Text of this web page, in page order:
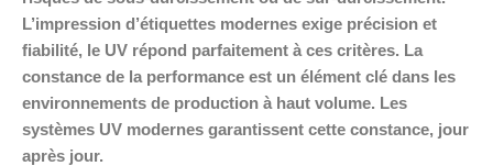
L’impression d’étiquettes modernes exige précision et
fiabilité, le UV répond parfaitement à ces critères. La
constance de la performance est un élément clé dans les
environnements de production à haut volume. Les
systèmes UV modernes garantissent cette constance, jour
après jour.